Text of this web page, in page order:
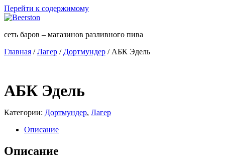
Перейти к содержимому
сеть баров – магазинов разливного пива
Главная /Лагер / Дортмундер / АБК Эдель
АБК Эдель
Категории: Дортмундер, Лагер
Описание
Описание